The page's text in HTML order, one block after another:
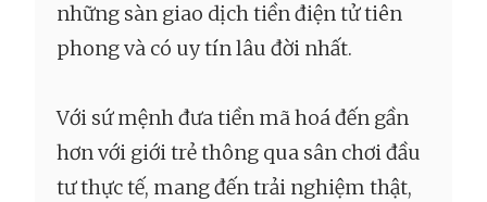
những sàn giao dịch tiền điện tử tiên
phong và có uy tín lâu đời nhất.
Với sứ mệnh đưa tiền mã hoá đến gần
hơn với giới trẻ thông qua sân chơi đầu
tư thực tế, mang đến trải nghiệm thật,